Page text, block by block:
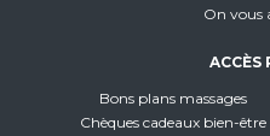
On vous
ACCÈS
Bons plans massages
Chèques cadeaux bien-être